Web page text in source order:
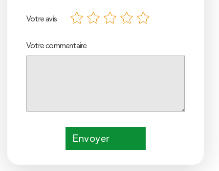
Votre avis
Votre commentaire
Envoyer